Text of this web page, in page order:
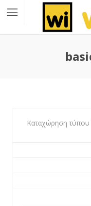
Καταχώρηση τύπου